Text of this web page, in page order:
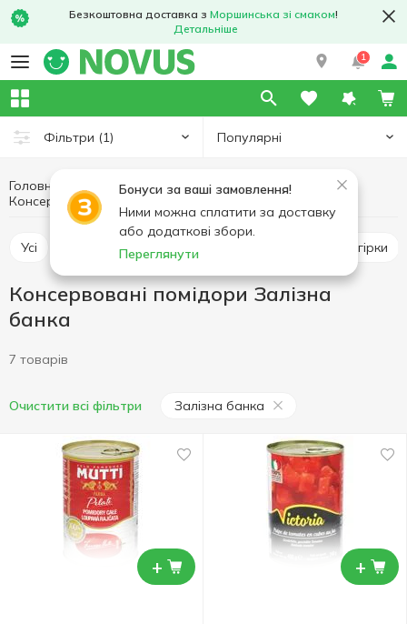
Безкоштовна доставка з Моршинська зі смаком!
Детальніше
1
Фільтри (1) Популярні
Бонуси за ваші замовлення!
Ними можна сплатити за доставку
або додаткові збори.
Переглянути
Головна Консерви Овочева консервація
Консервовані помідори
Усі Консервована кукурудза Консервовані огірки
Консервовані помідори Залізна
банка
7 товарів
Очистити всі фільтри Залізна банка
+ +